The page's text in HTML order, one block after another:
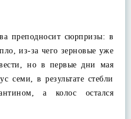
преподносит сюрпризы: в
из-за чего зерновые уже
но в первые дни мая
семи, в результате стебли
а колос остался